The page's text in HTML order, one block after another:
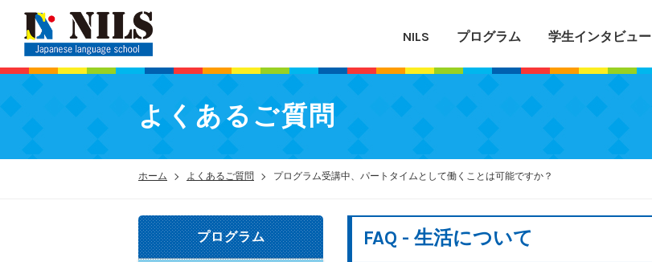
NILS プログラム 学生インタビュー
よくあるご質問
ホーム よくあるご質問 プログラム受講中、パートタイムとして働くことは可能ですか？
プログラム FAQ - 生活について